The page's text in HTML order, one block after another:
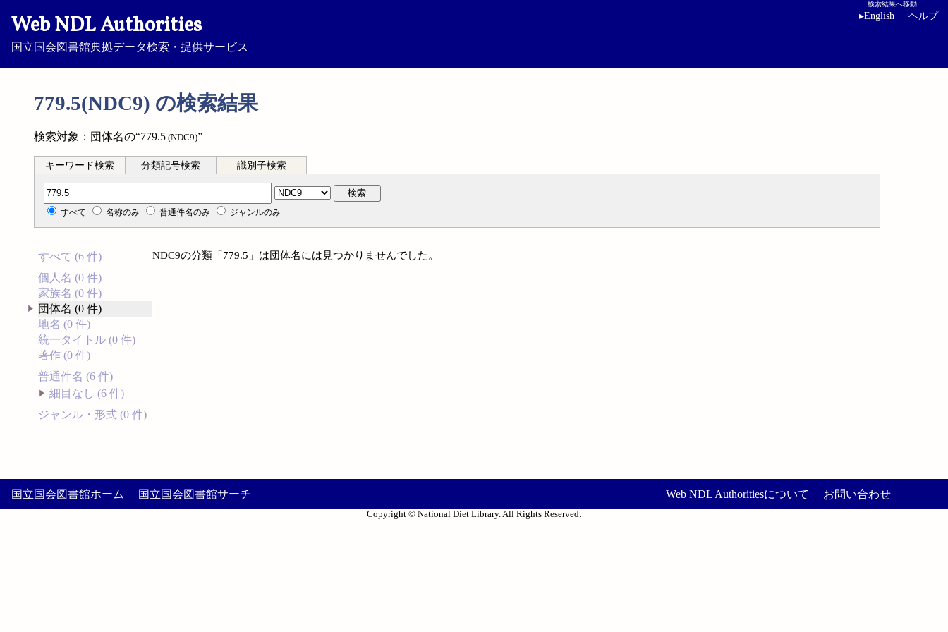
Web NDL Authorities
国立国会図書館典拠データ検索・提供サービス
検索結果へ移動
▸English ヘルプ
779.5(NDC9) の検索結果
検索対象：団体名の“779.5 (NDC9)”
キーワード検索 分類記号検索 識別子検索
分類記号検索 検索
すべて 名称のみ 普通件名のみ ジャンルのみ
すべて (6 件)
個人名 (0 件)
家族名 (0 件)
団体名 (0 件)
地名 (0 件)
統一タイトル (0 件)
著作 (0 件)
普通件名 (6 件)
細目なし (6 件)
ジャンル・形式 (0 件)
NDC9の分類「779.5」は団体名には見つかりませんでした。
国立国会図書館ホーム 国立国会図書館サーチ Web NDL Authoritiesについて お問い合わせ
Copyright © National Diet Library. All Rights Reserved.